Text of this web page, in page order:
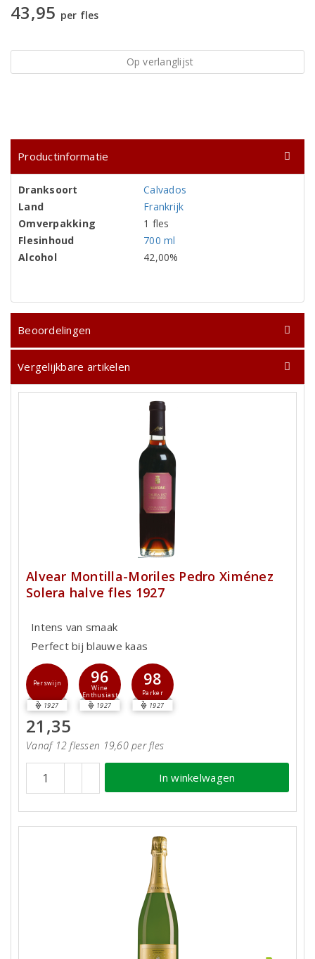
43,95 per fles
Op verlanglijst
Productinformatie
Dranksoort
Calvados
Land
Frankrijk
Omverpakking
1 fles
Flesinhoud
700 ml
Alcohol
42,00%
Beoordelingen
Vergelijkbare artikelen
Alvear Montilla-Moriles Pedro Ximénez
Solera halve fles 1927
Intens van smaak
Perfect bij blauwe kaas
Perswijn
1927
96
Wine
Enthusiast
1927
98
Parker
1927
21,35
Vanaf 12 flessen 19,60 per fles
In winkelwagen